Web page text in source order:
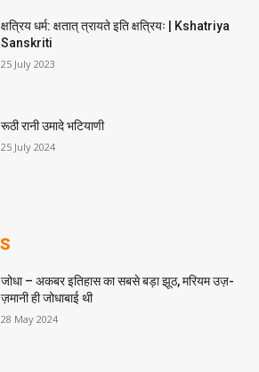
क्षत्रिय धर्म: क्षतात् त्रायते इति क्षत्रियः | Kshatriya
Sanskriti
25 July 2023
रूठी रानी उमादे भटियाणी
25 July 2024
जोधा – अकबर इतिहास का सबसे बड़ा झूठ, मरियम उज़-
ज़मानी ही जोधाबाई थी
28 May 2024